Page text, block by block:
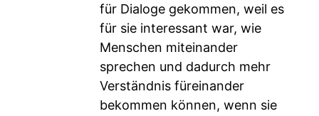
für Dialoge gekommen, weil es
für sie interessant war, wie
Menschen miteinander
sprechen und dadurch mehr
Verständnis füreinander
bekommen können, wenn sie